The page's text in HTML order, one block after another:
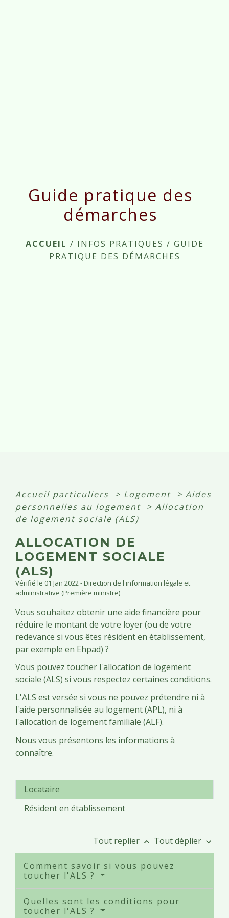
Guide pratique des
démarches
ACCUEIL / INFOS PRATIQUES / GUIDE
PRATIQUE DES DÉMARCHES
Accueil particuliers > Logement > Aides
personnelles au logement > Allocation
de logement sociale (ALS)
ALLOCATION DE
LOGEMENT SOCIALE
(ALS)
Vérifié le 01 Jan 2022 - Direction de l'information légale et
administrative (Première ministre)
Vous souhaitez obtenir une aide financière pour
réduire le montant de votre loyer (ou de votre
redevance si vous êtes résident en établissement,
par exemple en Ehpad) ?
Vous pouvez toucher l'allocation de logement
sociale (ALS) si vous respectez certaines conditions.
L'ALS est versée si vous ne pouvez prétendre ni à
l'aide personnalisée au logement (APL), ni à
l'allocation de logement familiale (ALF).
Nous vous présentons les informations à
connaître.
Locataire
Résident en établissement
Tout replier keyboard_arrow_up Tout déplier keyboard_arrow_down
Comment savoir si vous pouvez
toucher l'ALS ?
Quelles sont les conditions pour
toucher l'ALS ?